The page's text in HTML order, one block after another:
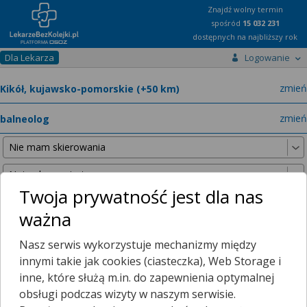
Znajdź wolny termin
spośród 15 032 231
dostępnych na najbliższy rok
Dla Lekarza Logowanie
zmień
zmień
Nie znaleźliśmy żadnych lekarzy w promieniu25 km , dlatego
zwiększyliśmy promień wyszukiwania do
50 km
Twoja prywatność jest dla nas
ważna
Nasz serwis wykorzystuje mechanizmy między
innymi takie jak cookies (ciasteczka), Web Storage i
inne, które służą m.in. do zapewnienia optymalnej
obsługi podczas wizyty w naszym serwisie.